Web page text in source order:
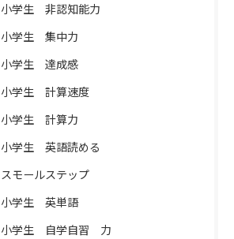
小学生 非認知能力
小学生 集中力
小学生 達成感
小学生 計算速度
小学生 計算力
小学生 英語読める
スモールステップ
小学生 英単語
小学生 自学自習 力